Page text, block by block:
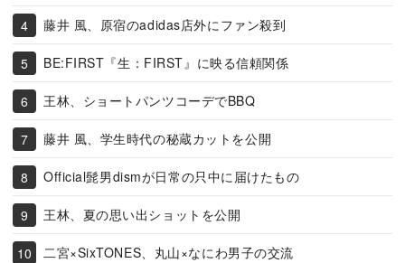
藤井 風、原宿のadidas店外にファン殺到
BE:FIRST『生：FIRST』に映る信頼関係
王林、ショートパンツコーデでBBQ
藤井 風、学生時代の秘蔵カットを公開
Official髭男dismが日常の只中に届けたもの
王林、夏の思い出ショットを公開
二宮×SixTONES、丸山×なにわ男子の交流